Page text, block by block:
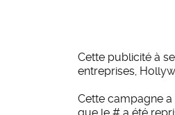
Cette publicité à
entreprises,
Cette campagne